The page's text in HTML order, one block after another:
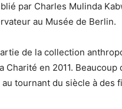
par Charles Mulinda
au Musée de Berlin.
de la collection
Charité en 2011.
au tournant du siècle à des